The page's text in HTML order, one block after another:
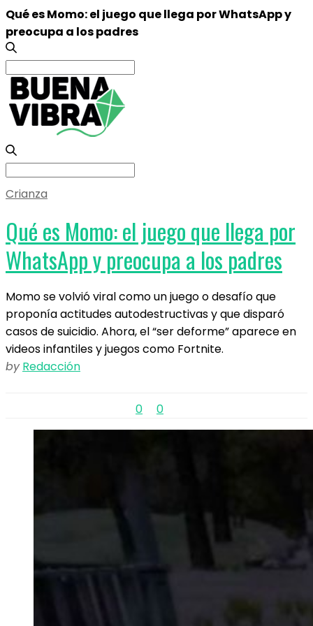
Qué es Momo: el juego que llega por WhatsApp y
preocupa a los padres
Search
for:
Search
for:
Crianza
Qué es Momo: el juego que llega por
WhatsApp y preocupa a los padres
Momo se volvió viral como un juego o desafío que
proponía actitudes autodestructivas y que disparó
casos de suicidio. Ahora, el “ser deforme” aparece en
videos infantiles y juegos como Fortnite.
by Redacción
0 0